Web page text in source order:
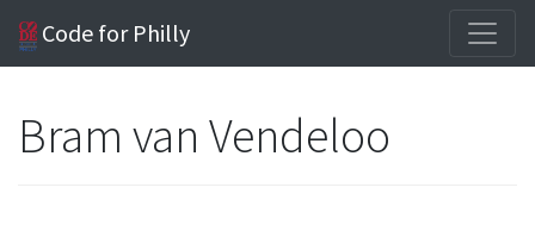
Code for Philly
Bram van Vendeloo